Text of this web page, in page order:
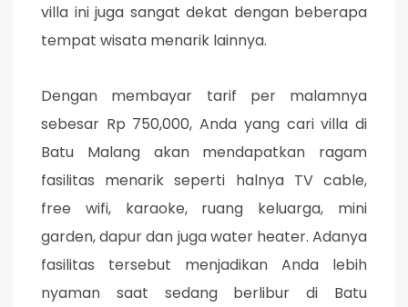
villa ini juga sangat dekat dengan beberapa
tempat wisata menarik lainnya.
Dengan membayar tarif per malamnya
sebesar Rp 750,000, Anda yang cari villa di
Batu Malang akan mendapatkan ragam
fasilitas menarik seperti halnya TV cable,
free wifi, karaoke, ruang keluarga, mini
garden, dapur dan juga water heater. Adanya
fasilitas tersebut menjadikan Anda lebih
nyaman saat sedang berlibur di Batu